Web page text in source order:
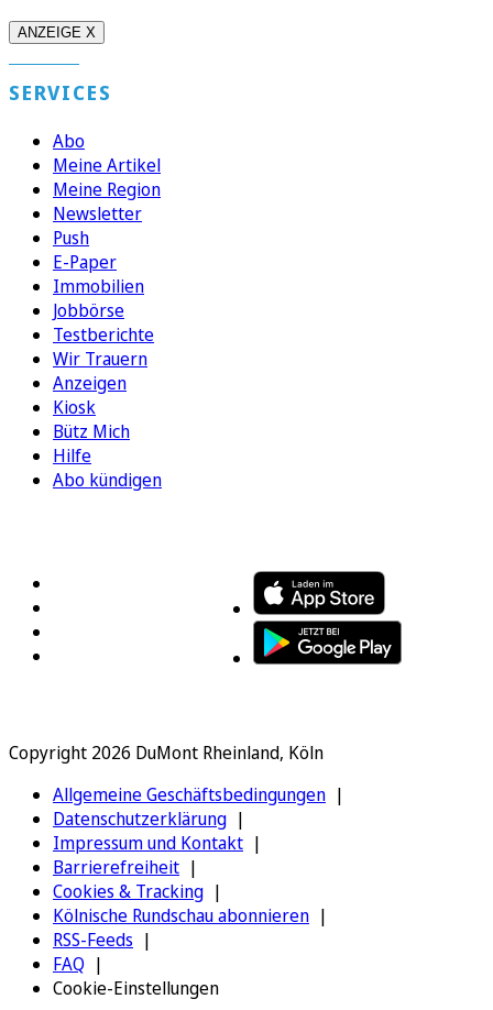
ANZEIGE X
SERVICES
Abo
Meine Artikel
Meine Region
Newsletter
Push
E-Paper
Immobilien
Jobbörse
Testberichte
Wir Trauern
Anzeigen
Kiosk
Bütz Mich
Hilfe
Abo kündigen
Copyright 2026 DuMont Rheinland, Köln
Allgemeine Geschäftsbedingungen
Datenschutzerklärung
Impressum und Kontakt
Barrierefreiheit
Cookies & Tracking
Kölnische Rundschau abonnieren
RSS-Feeds
FAQ
Cookie-Einstellungen